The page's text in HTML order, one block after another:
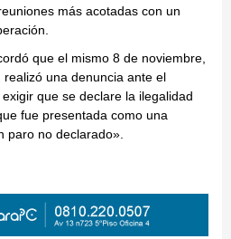
más acotadas con un
que el mismo 8 de noviembre,
una denuncia ante el
que se declare la ilegalidad
fue presentada como una
paro no declarado».